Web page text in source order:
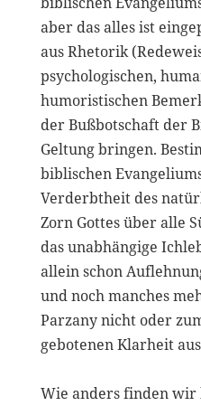
aber das alles ist
aus Rhetorik
psychologischen,
humoristischen
der Bußbotschaft der
Geltung bringen.
biblischen
Verderbtheit des
Zorn Gottes über alle
das unabhängige
allein schon
und noch manches
Parzany nicht oder
gebotenen Klarheit
Wie anders finden wir